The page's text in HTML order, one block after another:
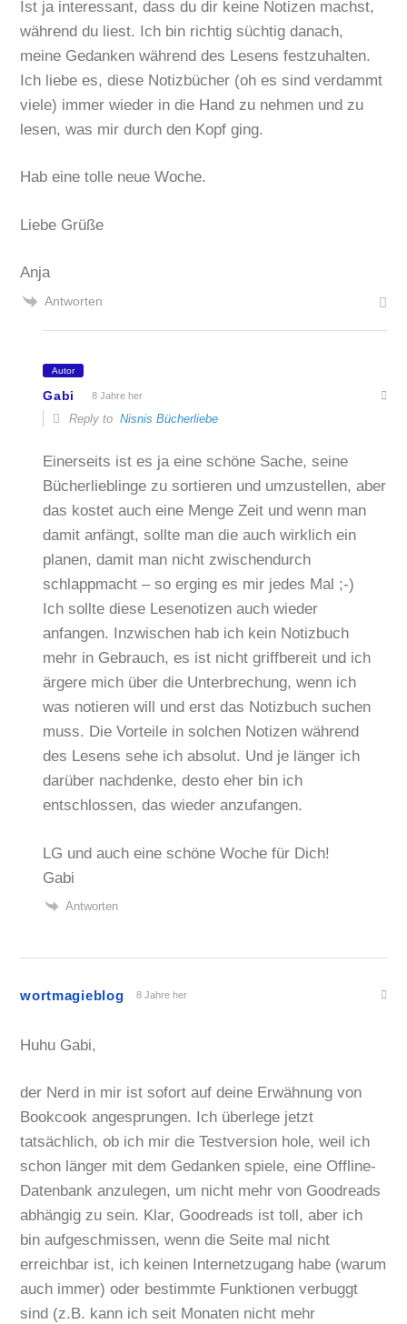
Ist ja interessant, dass du dir keine Notizen machst,
während du liest. Ich bin richtig süchtig danach,
meine Gedanken während des Lesens festzuhalten.
Ich liebe es, diese Notizbücher (oh es sind verdammt
viele) immer wieder in die Hand zu nehmen und zu
lesen, was mir durch den Kopf ging.
Hab eine tolle neue Woche.
Liebe Grüße
Anja
Antworten
Autor
Gabi 8 Jahre her
Reply toNisnis Bücherliebe
Einerseits ist es ja eine schöne Sache, seine
Bücherlieblinge zu sortieren und umzustellen, aber
das kostet auch eine Menge Zeit und wenn man
damit anfängt, sollte man die auch wirklich ein
planen, damit man nicht zwischendurch
schlappmacht – so erging es mir jedes Mal ;-)
Ich sollte diese Lesenotizen auch wieder
anfangen. Inzwischen hab ich kein Notizbuch
mehr in Gebrauch, es ist nicht griffbereit und ich
ärgere mich über die Unterbrechung, wenn ich
was notieren will und erst das Notizbuch suchen
muss. Die Vorteile in solchen Notizen während
des Lesens sehe ich absolut. Und je länger ich
darüber nachdenke, desto eher bin ich
entschlossen, das wieder anzufangen.
LG und auch eine schöne Woche für Dich!
Gabi
Antworten
wortmagieblog 8 Jahre her
Huhu Gabi,
der Nerd in mir ist sofort auf deine Erwähnung von
Bookcook angesprungen. Ich überlege jetzt
tatsächlich, ob ich mir die Testversion hole, weil ich
schon länger mit dem Gedanken spiele, eine Offline-
Datenbank anzulegen, um nicht mehr von Goodreads
abhängig zu sein. Klar, Goodreads ist toll, aber ich
bin aufgeschmissen, wenn die Seite mal nicht
erreichbar ist, ich keinen Internetzugang habe (warum
auch immer) oder bestimmte Funktionen verbuggt
sind (z.B. kann ich seit Monaten nicht mehr